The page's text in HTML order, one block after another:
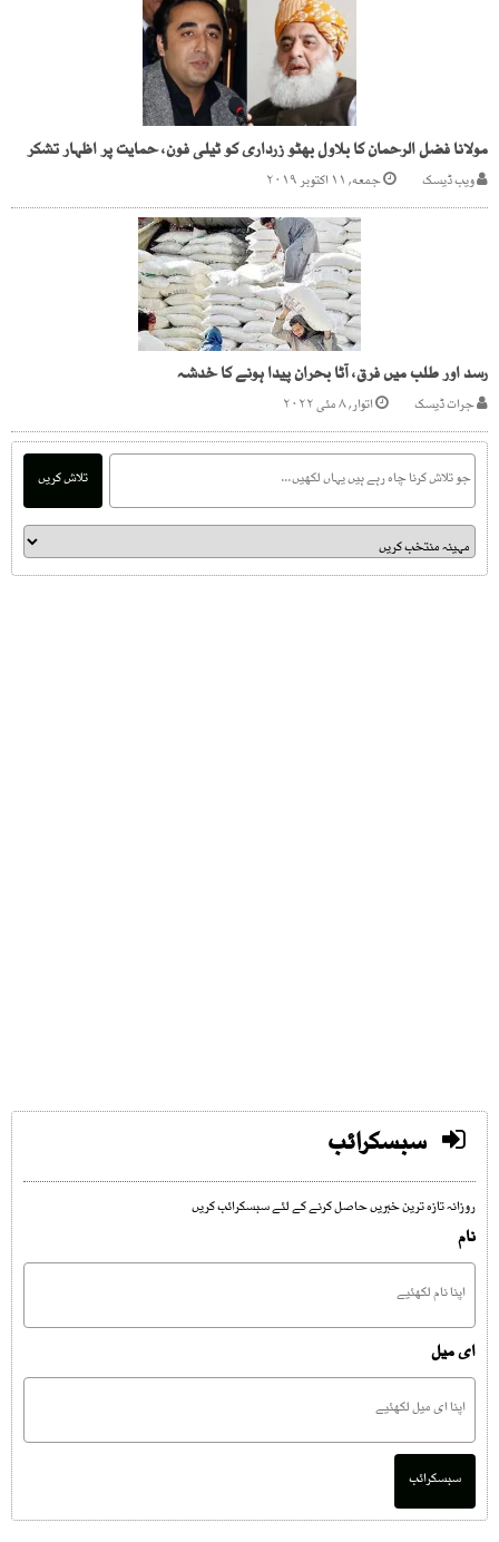
مولانا فضل الرحمان کا بلاول بھٹو زرداری کو ٹیلی فون، حمایت پر اظہار تشکر
ویب ڈیسک جمعه, ۱۱ اکتوبر ۲۰۱۹
رسد اور طلب میں فرق، آٹا بحران پیدا ہونے کا خدشہ
جرات ڈیسک اتوار, ۸ مئی ۲۰۲۲
تلاش کریں
سبسکرائب
روزانہ تازہ ترین خبریں حاصل کرنے کے لئے سبسکرائب کریں
نام
ای میل
سبسکرائب